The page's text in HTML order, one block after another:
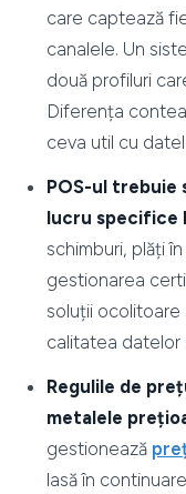
care captează
canalele. Un
două profiluri
Diferența
ceva util cu
POS-ul trebuie
lucru specifice
schimburi, plăți
gestionarea
soluții
calitatea datelor
Regulile de
metalele
gestionează
lasă în